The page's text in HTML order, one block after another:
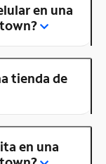
en una
tienda de
en una